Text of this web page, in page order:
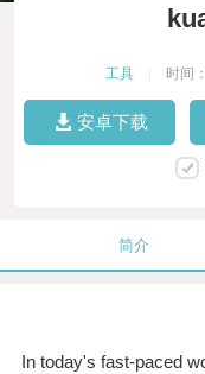
工具 时间
安卓下载
简介
In today's fast-paced